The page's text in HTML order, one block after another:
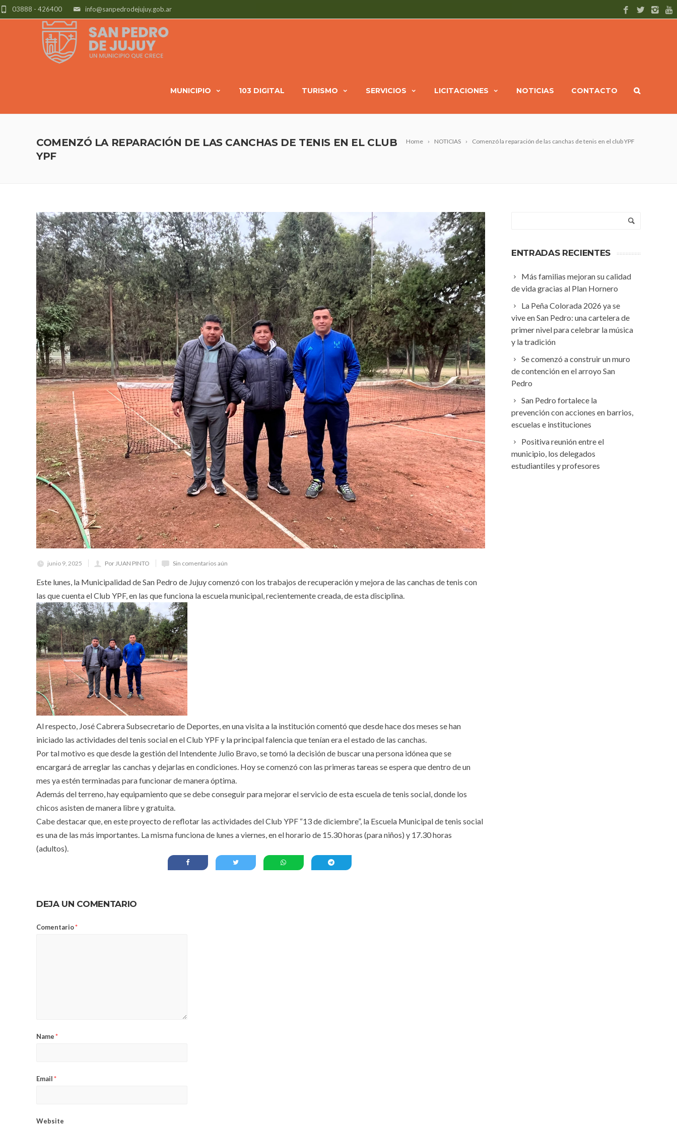
info@sanpedrodejujuy.gob.ar
03888 - 426400
MUNICIPIO 103 DIGITAL TURISMO SERVICIOS LICITACIONES NOTICIAS CONTACTO
Home NOTICIAS Comenzó la reparación de las canchas de tenis en el club YPF
COMENZÓ LA REPARACIÓN DE LAS CANCHAS DE TENIS EN EL CLUB
YPF
junio 9, 2025 Por JUAN PINTO Sin comentarios aún
Este lunes, la Municipalidad de San Pedro de Jujuy comenzó con los trabajos de recuperación y mejora de las canchas de tenis con
las que cuenta el Club YPF, en las que funciona la escuela municipal, recientemente creada, de esta disciplina.
Al respecto, José Cabrera Subsecretario de Deportes, en una visita a la institución comentó que desde hace dos meses se han
iniciado las actividades del tenis social en el Club YPF y la principal falencia que tenían era el estado de las canchas.
Por tal motivo es que desde la gestión del Intendente Julio Bravo, se tomó la decisión de buscar una persona idónea que se
encargará de arreglar las canchas y dejarlas en condiciones. Hoy se comenzó con las primeras tareas se espera que dentro de un
mes ya estén terminadas para funcionar de manera óptima.
Además del terreno, hay equipamiento que se debe conseguir para mejorar el servicio de esta escuela de tenis social, donde los
chicos asisten de manera libre y gratuita.
Cabe destacar que, en este proyecto de reflotar las actividades del Club YPF “13 de diciembre”, la Escuela Municipal de tenis social
es una de las más importantes. La misma funciona de lunes a viernes, en el horario de 15.30 horas (para niños) y 17.30 horas
(adultos).
DEJA UN COMENTARIO
Comentario*
Name*
Email*
Website
ENTRADAS RECIENTES
Más familias mejoran su calidad
de vida gracias al Plan Hornero
La Peña Colorada 2026 ya se
vive en San Pedro: una cartelera de
primer nivel para celebrar la música
y la tradición
Se comenzó a construir un muro
de contención en el arroyo San
Pedro
San Pedro fortalece la
prevención con acciones en barrios,
escuelas e instituciones
Positiva reunión entre el
municipio, los delegados
estudiantiles y profesores